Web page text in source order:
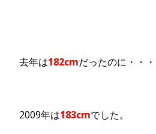
去年は182cmだったのに・・・
2009年は183cmでした。